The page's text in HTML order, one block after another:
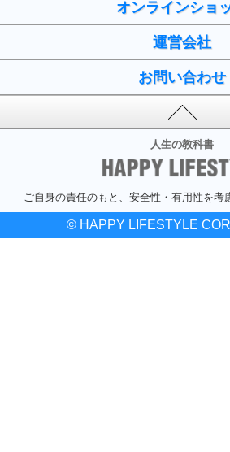
オンラインショ
運営会社
お問い合わせ
人生の教科書
ご自身の責任のもと、安全性・有用性を考
© HAPPY LIFESTYLE